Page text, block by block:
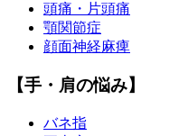
頭痛・片頭痛
顎関節症
顔面神経麻痺
【手・肩の悩み】
バネ指